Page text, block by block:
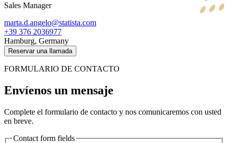
Sales Manager
marta.d.angelo@statista.com
+39 376 2036977
Hamburg, Germany
Reservar una llamada
FORMULARIO DE CONTACTO
Envíenos un mensaje
Complete el formulario de contacto y nos comunicaremos con usted
en breve.
Contact form fields